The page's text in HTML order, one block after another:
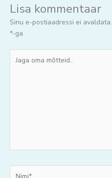
Lisa kommentaar
Sinu e-postiaadressi ei avaldata.
*-ga
oma